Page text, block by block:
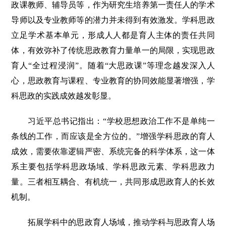
政课教师、辅导员等，作为研究生培养第一责任人的学术
导师以及专业教师等的潜力并未得到有效激发。学科思政
立足学术基本单元，形成人人都是育人主体的责任共同
体，有效弥补了传统思政教育力量单一的局限，实现思政
育人“全过程浸润”。随着“大思政课”等理念越发深入人
心，思政教育与课程、专业教育的协同效能显著增强，学
科思政的实践成效越发彰显。
习近平总书记指出：“学校思想政治工作不是单纯一
条线的工作，而应该是全方位的。”增强学科思政的育人
成效，需要依靠逻辑严密、系统完备的科学体系，这一体
系主要包括学科思政场域、学科思政元素、学科思政力
量。三者相互耦合、有机统一，共同形成思政育人的长效
机制。
拓展学科中的思政育人场域，推动学科与思政育人场